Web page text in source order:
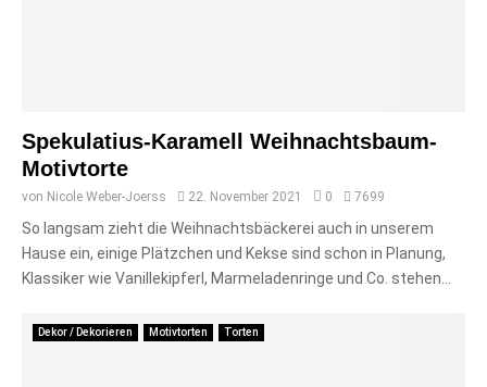
Spekulatius-Karamell Weihnachtsbaum-
Motivtorte
von Nicole Weber-Joerss 22. November 2021 0 7699
So langsam zieht die Weihnachtsbäckerei auch in unserem
Hause ein, einige Plätzchen und Kekse sind schon in Planung,
Klassiker wie Vanillekipferl, Marmeladenringe und Co. stehen...
Dekor / Dekorieren Motivtorten Torten